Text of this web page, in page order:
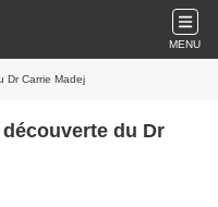
MENU
Dr Carrie Madej
du Dr